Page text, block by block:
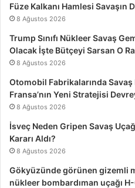
Füze Kalkanı Hamlesi
8 Ağustos 2026
Trump Sınıfı Nükleer Savaş
Olacak İşte Bütçeyi Sarsan O
8 Ağustos 2026
Otomobil Fabrikalarında
Fransa’nın Yeni Stratejisi
8 Ağustos 2026
İsveç Neden Gripen Savaş
Kararı Aldı?
8 Ağustos 2026
Gökyüzünde görünen gizemli
nükleer bombardıman uçağı